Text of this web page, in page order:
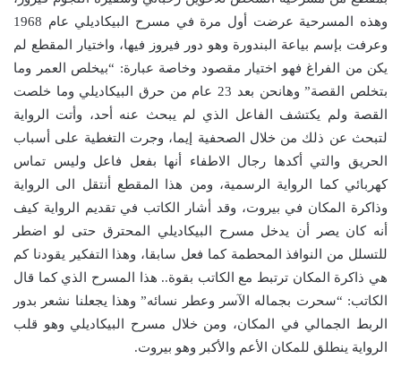
وهذه المسرحية عرضت أول مرة في مسرح البيكاديلي عام 1968
وعرفت بإسم بياعة البندورة وهو دور فيروز فيها، واختيار المقطع لم
يكن من الفراغ فهو اختيار مقصود وخاصة عبارة: “بيخلص العمر وما
بتخلص القصة” وهانحن بعد 23 عام من حرق البيكاديلي وما خلصت
القصة ولم يكتشف الفاعل الذي لم يبحث عنه أحد، وأتت الرواية
لتبحث عن ذلك من خلال الصحفية إيما، وجرت التغطية على أسباب
الحريق والتي أكدها رجال الاطفاء أنها بفعل فاعل وليس تماس
كهربائي كما الرواية الرسمية، ومن هذا المقطع أنتقل الى الرواية
وذاكرة المكان في بيروت، وقد أشار الكاتب في تقديم الرواية كيف
أنه كان يصر أن يدخل مسرح البيكاديلي المحترق حتى لو اضطر
للتسلل من النوافذ المحطمة كما فعل سابقا، وهذا التفكير يقودنا كم
هي ذاكرة المكان ترتبط مع الكاتب بقوة.. هذا المسرح الذي كما قال
الكاتب: “سحرت بجماله الآسر وعطر نسائه” وهذا يجعلنا نشعر بدور
الربط الجمالي في المكان، ومن خلال مسرح البيكاديلي وهو قلب
الرواية ينطلق للمكان الأعم والأكبر وهو بيروت.